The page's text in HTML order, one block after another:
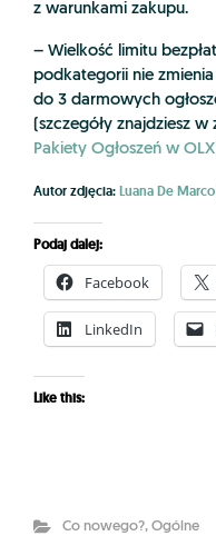
z warunkami zakupu.
– Wielkość limitu
podkategorii nie
do 3 darmowych
(szczegóły znajdziesz w
Pakiety Ogłoszeń w OLX
Autor zdjęcia:Luana De Marco
Podaj dalej:
Facebook
LinkedIn
Like this:
Co nowego?, Ogólne